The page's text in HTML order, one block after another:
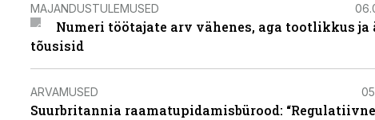
MAJANDUSTULEMUSED
Numeri töötajate arv vähenes, aga tootlikkus ja
tõusisid
ARVAMUSED
Suurbritannia raamatupidamisbürood: